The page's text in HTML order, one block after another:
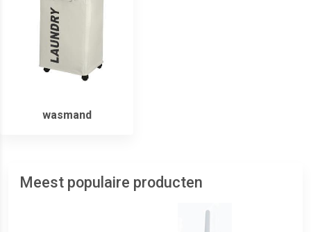
wasmand
Meest populaire producten